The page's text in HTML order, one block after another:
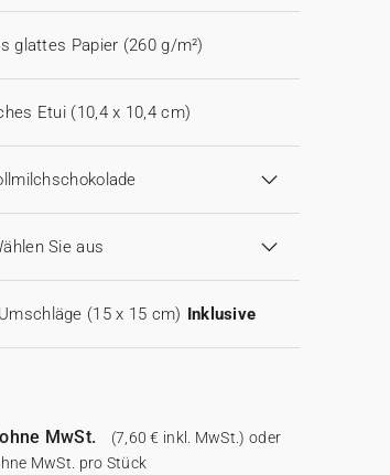
glattes Papier (260 g/m²)
Etui (10,4 x 10,4 cm)
Sie aus
(15 x 15 cm) Inklusive
MwSt.
(7,60 € inkl. MwSt.) oder
MwSt. pro Stück